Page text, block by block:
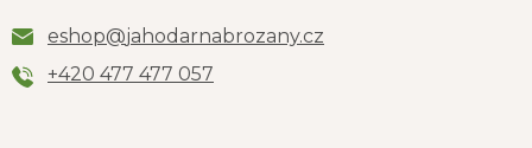
eshop@jahodarnabrozany.cz
+420 477 477 057